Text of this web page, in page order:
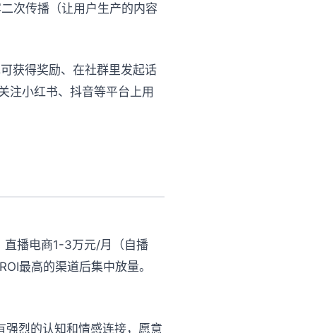
次传播（让用户生产的内容
获得奖励、在社群里发起话
注小红书、抖音等平台上用
直播电商1-3万元/月（自播
最高的渠道后集中放量。
烈的认知和情感连接，愿意